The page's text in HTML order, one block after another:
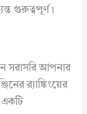
গুরুত্বপূর্ণ।
সরাসরি আপনার
র‍্যাঙ্কিংয়ের
একটি